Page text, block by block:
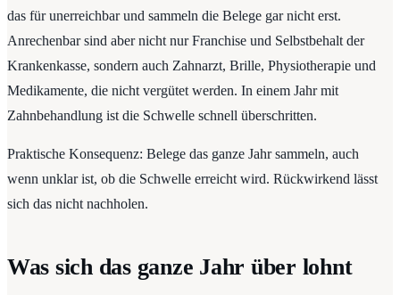
das für unerreichbar und sammeln die Belege gar nicht erst.
Anrechenbar sind aber nicht nur Franchise und Selbstbehalt der
Krankenkasse, sondern auch Zahnarzt, Brille, Physiotherapie und
Medikamente, die nicht vergütet werden. In einem Jahr mit
Zahnbehandlung ist die Schwelle schnell überschritten.
Praktische Konsequenz: Belege das ganze Jahr sammeln, auch
wenn unklar ist, ob die Schwelle erreicht wird. Rückwirkend lässt
sich das nicht nachholen.
Was sich das ganze Jahr über lohnt